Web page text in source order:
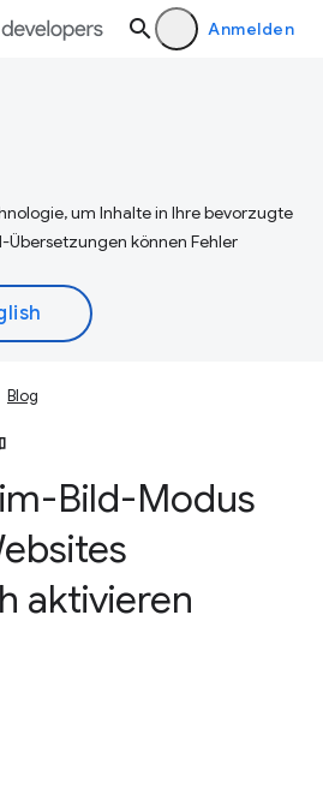
Anmelden
um Inhalte in Ihre bevorzugte
Übersetzungen können Fehler
Blog
Bild-Modus
aktivieren